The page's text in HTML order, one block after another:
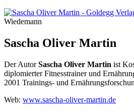
Wiedemann
Sascha Oliver Martin
Der AutorSascha Oliver Martin ist
diplomierter Fitnesstrainer und
2001 Trainings- und
Web: www.sascha-oliver-martin.de